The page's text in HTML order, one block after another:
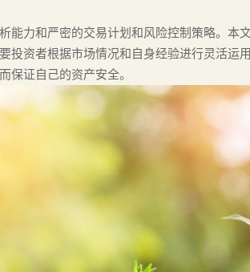
能力和严密的交易计划和风险控制策略。本
投资者根据市场情况和自身经验进行灵活运
保证自己的资产安全。